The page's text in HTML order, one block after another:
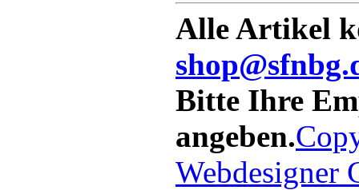
Alle Artikel
Bitte Ihre
angeben.
Webdesigner